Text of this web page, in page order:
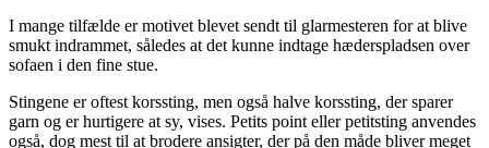
I mange tilfælde er motivet blevet sendt til glarmesteren for at blive
smukt indrammet, således at det kunne indtage hæderspladsen over
sofaen i den fine stue.
Stingene er oftest korssting, men også halve korssting, der sparer
garn og er hurtigere at sy, vises. Petits point eller petitsting anvendes
også, dog mest til at brodere ansigter, der på den måde bliver meget